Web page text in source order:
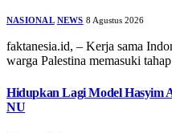
NASIONAL NEWS 8 Agustus 2026
faktanesia.id, – Kerja sama
warga Palestina memasuki
Hidupkan Lagi Model Hasyim
NU